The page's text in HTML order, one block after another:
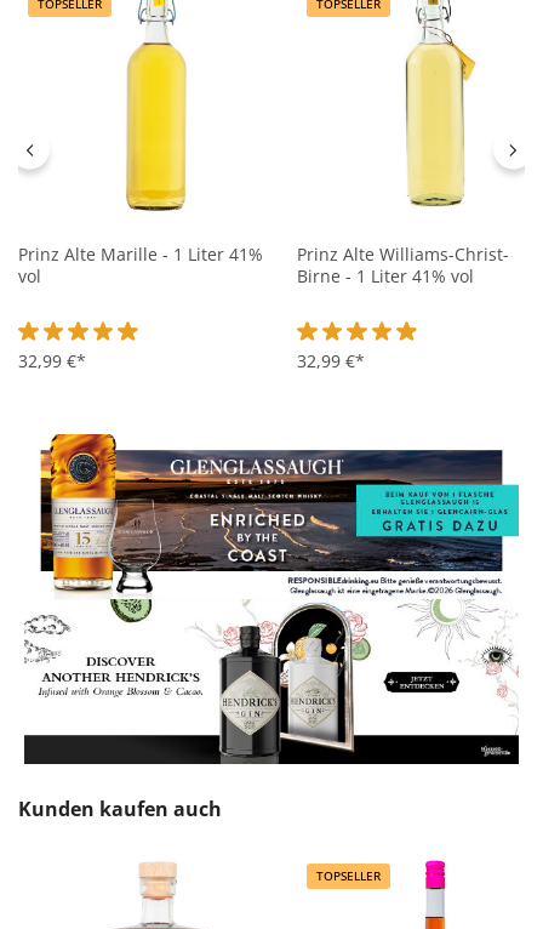
Prinz Alte Marille - 1 Liter 41%
vol
Durchschnittliche Bewertung von 4.8 von 5 Sternen
32,99 €*
Prinz Alte Williams-Christ-
Birne - 1 Liter 41% vol
Durchschnittliche
32,99 €*
Produktgalerie überspringen
Kunden kaufen auch
TOPSELLER